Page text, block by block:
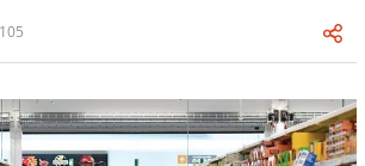
105